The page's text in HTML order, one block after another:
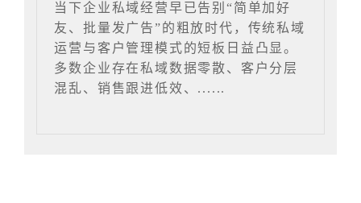
当下企业私域经营早已告别“简单加好
友、批量发广告”的粗放时代，传统私域
运营与客户管理模式的短板日益凸显。
多数企业存在私域数据零散、客户分层
混乱、销售跟进低效、......